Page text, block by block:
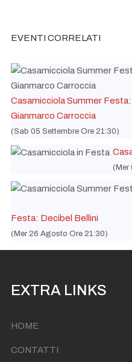
EVENTI CORRELATI
Casamicciola Summer
Gianmarco Carroccia
(Sab 05 Settembre Ore 21:30)
(Mer
Festa: Decibel Bellini
(Mer 26 Agosto Ore 21:30)
EXTRA LINKS
HOME
CONTATTI